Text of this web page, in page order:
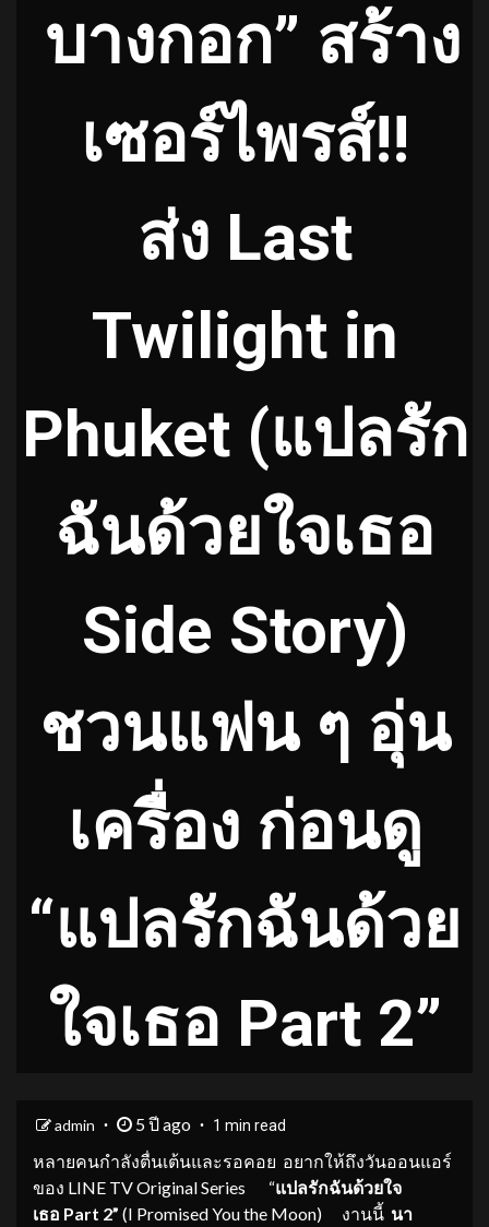
บางกอก” สร้าง
เซอร์ไพรส์!!
ส่ง Last
Twilight in
Phuket (แปลรัก
ฉันด้วยใจเธอ
Side Story)
ชวนแฟน ๆ อุ่น
เครื่อง ก่อนดู
“แปลรักฉันด้วย
ใจเธอ Part 2”
admin 5 ปี ago 1 min read
หลายคนกำลังตื่นเต้นและรอคอย อยากให้ถึงวันออนแอร์
ของ LINE TV Original Series “แปลรักฉันด้วยใจ
เธอ Part 2” (I Promised You the Moon) งานนี้ นา